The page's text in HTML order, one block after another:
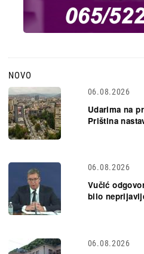
NOVO
06.08.2026
Udarima na
Priština
06.08.2026
Vučić
bilo
06.08.2026